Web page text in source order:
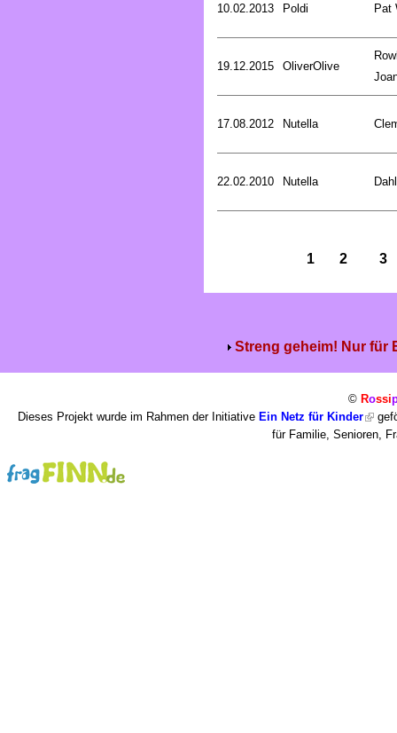
10.02.2013 Poldi Pat
19.12.2015 OliverOlive
17.08.2012 Nutella
22.02.2010 Nutella
1 2 3
Streng geheim! Nur für
© Rossi
Dieses Projekt wurde im Rahmen der Initiative Ein Netz für Kinder
für Familie, Senioren,